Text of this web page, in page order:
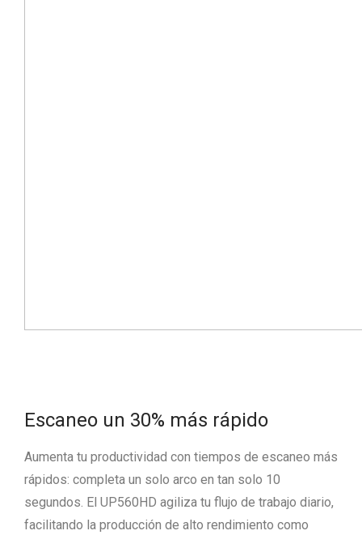
Escaneo un 30% más rápido
Aumenta tu productividad con tiempos de escaneo más
rápidos: completa un solo arco en tan solo 10
segundos. El UP560HD agiliza tu flujo de trabajo diario,
facilitando la producción de alto rendimiento como